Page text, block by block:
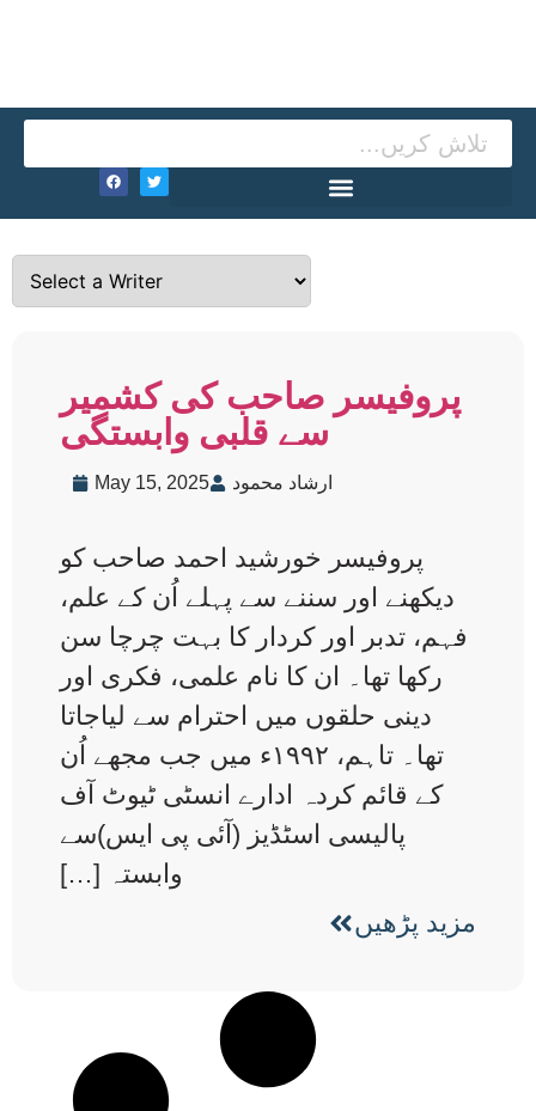
پروفیسر صاحب کی کشمیر
سے قلبی وابستگی
May 15, 2025 ارشاد محمود
پروفیسر خورشید احمد صاحب کو
دیکھنے اور سننے سے پہلے اُن کے علم،
فہم، تدبر اور کردار کا بہت چرچا سن
رکھا تھا۔ ان کا نام علمی، فکری اور
دینی حلقوں میں احترام سے لیاجاتا
تھا۔ تاہم، ۱۹۹۲ء میں جب مجھے اُن
کے قائم کردہ ادارے انسٹی ٹیوٹ آف
پالیسی اسٹڈیز (آئی پی ایس)سے
وابستہ […]
مزید پڑھیں